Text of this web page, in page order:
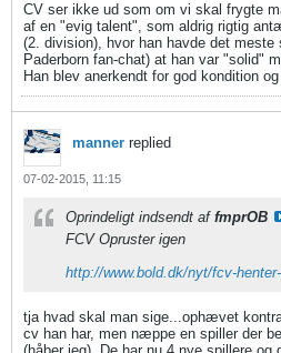
CV ser ikke ud som om vi skal frygte
af en "evig talent", som aldrig rigtig
(2. division), hvor han havde det
Paderborn fan-chat) at han var "solid"
Han blev anerkendt for god kondition
manner replied
07-02-2015, 11:15
Oprindeligt indsendt af fmprOB
FCV Opruster igen
http://www.bold.dk/nyt/fcv-
tja hvad skal man sige...ophævet
cv han har, men næppe en spiller der